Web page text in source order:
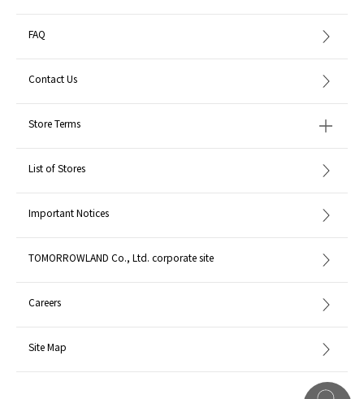
FAQ
Contact Us
Store Terms
List of Stores
Important Notices
TOMORROWLAND Co., Ltd. corporate site
Careers
Site Map